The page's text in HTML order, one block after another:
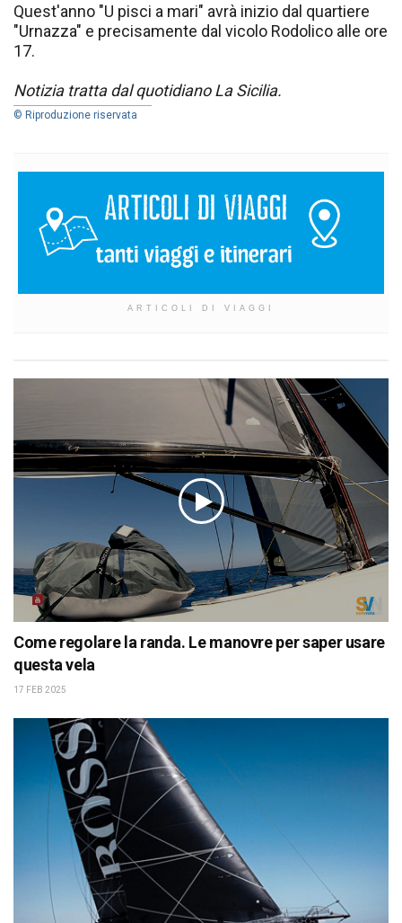
Quest'anno "U pisci a mari" avrà inizio dal quartiere
"Urnazza" e precisamente dal vicolo Rodolico alle ore
17.
Notizia tratta dal quotidiano La Sicilia.
© Riproduzione riservata
ARTICOLI DI VIAGGI
Come regolare la randa. Le manovre per saper usare
questa vela
17 FEB 2025